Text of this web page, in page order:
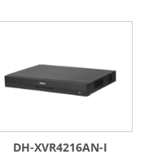
DH-XVR4216AN-I